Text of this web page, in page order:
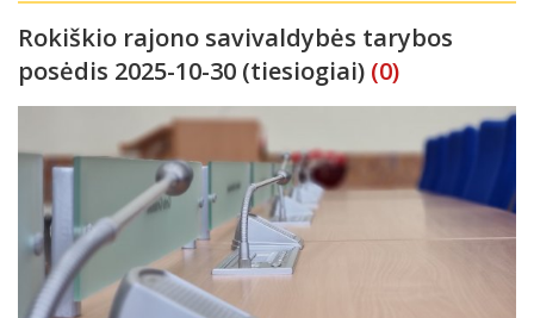
Rokiškio rajono savivaldybės tarybos
posėdis 2025-10-30 (tiesiogiai) (0)